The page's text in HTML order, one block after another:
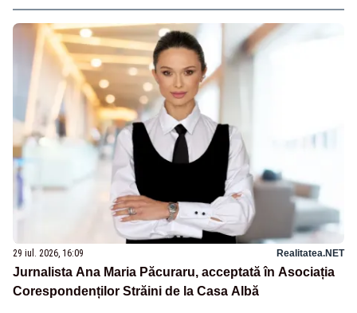
29 iul. 2026, 16:09 Realitatea.NET
Jurnalista Ana Maria Păcuraru, acceptată în Asociația
Corespondenților Străini de la Casa Albă